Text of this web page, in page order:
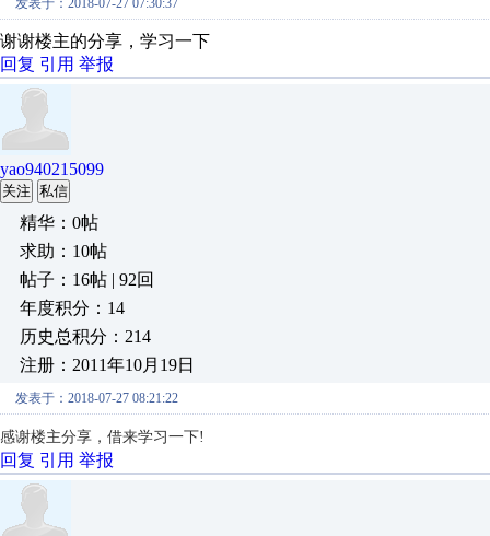
发表于：2018-07-27 07:30:37
谢谢楼主的分享，学习一下
回复 引用 举报
yao940215099
关注 私信
精华：0帖
求助：10帖
帖子：16帖 | 92回
年度积分：14
历史总积分：214
注册：2011年10月19日
发表于：2018-07-27 08:21:22
感谢楼主分享，借来学习一下!
回复 引用 举报